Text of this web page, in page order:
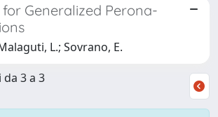
Generalized Perona-
L.; Sovrano, E.
3 a 3